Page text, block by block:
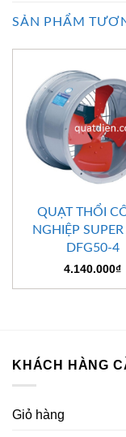
SẢN PHẨM
QUẠT THỔI
NGHIỆP
DFG50-4
4.140.000₫
KHÁCH HÀNG
Giỏ hàng